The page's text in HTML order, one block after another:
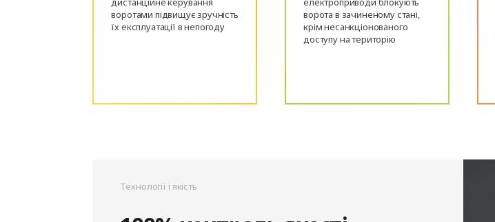
воротами підвищує зручність
їх експлуатації в непогоду
ворота в зачиненому стані,
крім несанкціонованого
доступу на територію
Технології і якість